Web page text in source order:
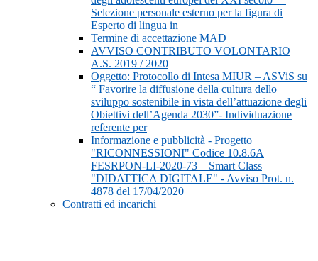
Selezione personale esterno per la figura di
Esperto di lingua in
Termine di accettazione MAD
AVVISO CONTRIBUTO VOLONTARIO
A.S. 2019 / 2020
Oggetto: Protocollo di Intesa MIUR – ASViS su
“ Favorire la diffusione della cultura dello
sviluppo sostenibile in vista dell’attuazione degli
Obiettivi dell’Agenda 2030”- Individuazione
referente per
Informazione e pubblicità - Progetto
"RICONNESSIONI" Codice 10.8.6A
FESRPON-LI-2020-73 – Smart Class
"DIDATTICA DIGITALE" - Avviso Prot. n.
4878 del 17/04/2020
Contratti ed incarichi